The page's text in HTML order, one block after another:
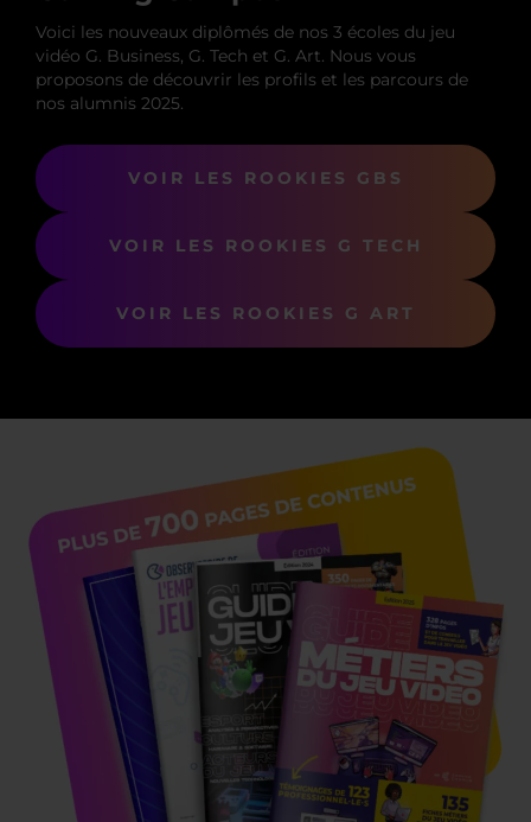
Voici les nouveaux diplômés de nos 3 écoles du jeu
vidéo G. Business, G. Tech et G. Art. Nous vous
proposons de découvrir les profils et les parcours de
nos alumnis 2025.
VOIR LES ROOKIES GBS
VOIR LES ROOKIES G TECH
VOIR LES ROOKIES G ART